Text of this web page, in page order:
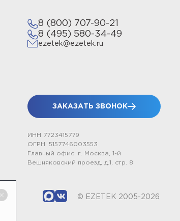
8 (800) 707-90-21
8 (495) 580-34-49
ezetek@ezetek.ru
ЗАКАЗАТЬ ЗВОНОК
ИНН 7723415779
ОГРН: 5157746003553
Главный офис: г. Москва, 1-й
Вешняковский проезд, д.1, стр. 8
© EZETEK 2005-2026